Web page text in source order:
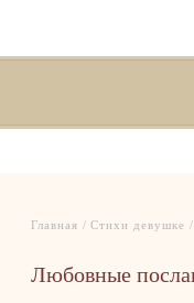
Главная Стихи девушке
Любовные